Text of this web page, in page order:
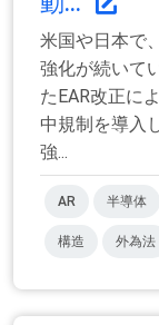
米国や日本で
強化が続いて
たEAR改正に
中規制を導入
強...
AR 半導体
構造 外為法